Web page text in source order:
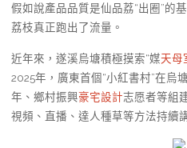
假如說產品品質是仙品荔“出圈”的
荔枝真正跑出了流量。
近年來，遂溪烏塘積極摸索“媒天母
2025年，廣東首個“小紅書村”在烏
年、鄉村振興豪宅設計志愿者等組
視頻、直播、達人種草等方法持續